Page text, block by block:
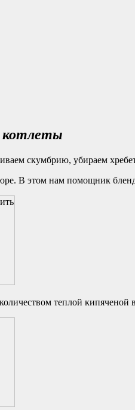
котлеты
скумбрию, убираем
В этом нам помощник
теплой